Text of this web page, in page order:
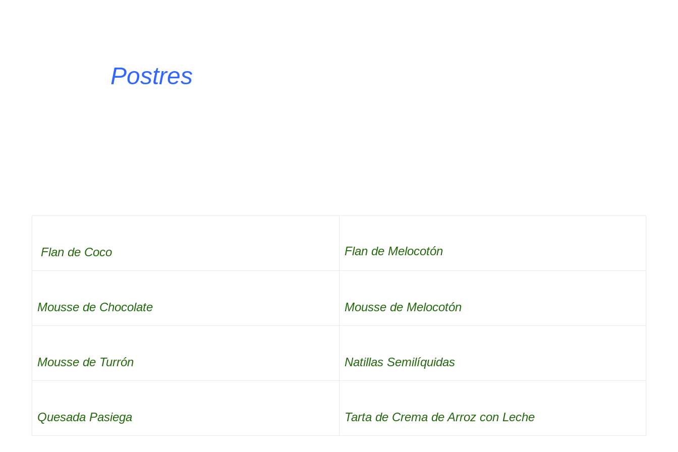
Postres
Flan de Coco Flan de Melocotón
Mousse de Chocolate Mousse de Melocotón
Mousse de Turrón Natillas Semilíquidas
Quesada Pasiega Tarta de Crema de Arroz con Leche